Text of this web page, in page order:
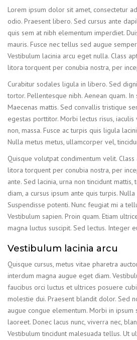
Lorem ipsum dolor sit amet, consectetur
odio. Praesent libero. Sed cursus ante
quis sem at nibh elementum imperdiet.
mauris. Fusce nec tellus sed augue
Vestibulum lacinia arcu eget nulla. Class
litora torquent per conubia nostra, per
Curabitur sodales ligula in libero. Sed
tortor. Pellentesque nibh. Aenean quam.
Maecenas mattis. Sed convallis tristique
egestas porttitor. Morbi lectus risus, iaculis
non, massa. Fusce ac turpis quis ligula
Nulla metus metus, ullamcorper vel,
Quisque volutpat condimentum velit.
litora torquent per conubia nostra, per
ante. Sed lacinia, urna non tincidunt
diam, a cursus ipsum ante quis turpis.
Suspendisse potenti. Nunc feugiat mi a
Vestibulum sapien. Proin quam. Etiam
magna luctus suscipit. Sed lectus. Integer
Vestibulum lacinia arcu
Quisque cursus, metus vitae pharetra
interdum magna augue eget diam.
faucibus orci luctus et ultrices posuere
molestie dui. Praesent blandit dolor. Sed
augue congue elementum. Morbi in ipsum
laoreet. Donec lacus nunc, viverra nec,
Vestibulum tincidunt malesuada tellus. Ut